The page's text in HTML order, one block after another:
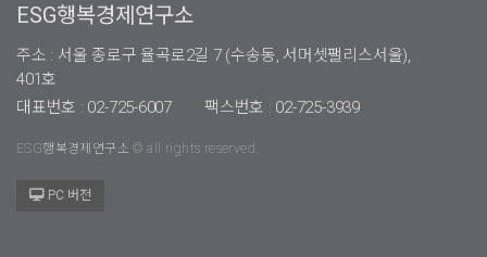
ESG행복경제연구소
주소 : 서울 종로구 율곡로2길 7 (수송동, 서머셋팰리스서울),
401호
대표번호 : 02-725-6007
팩스번호 : 02-725-3939
ESG행복경제연구소 © all rights reserved.
PC 버전